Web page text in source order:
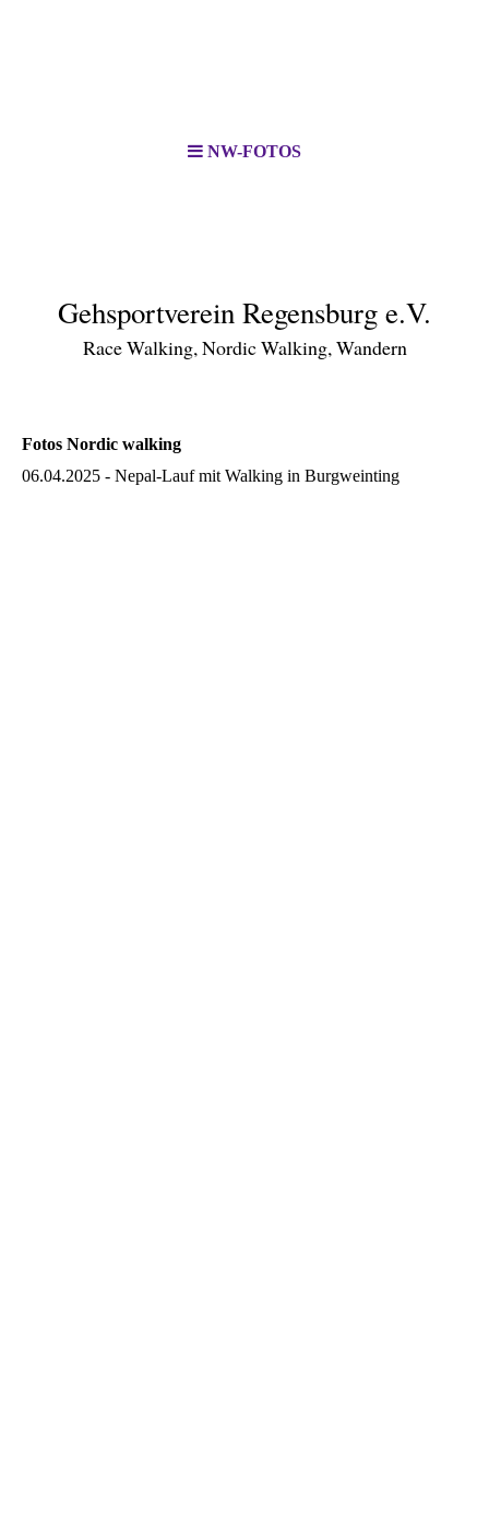
NW-FOTOS
Gehsportverein Regensburg e.V.
Race Walking, Nordic Walking, Wandern
Fotos Nordic walking
06.04.2025 - Nepal-Lauf mit Walking in Burgweinting